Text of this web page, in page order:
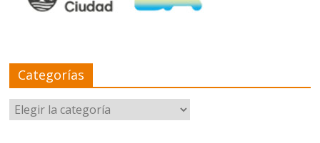
Categorías
Categorías